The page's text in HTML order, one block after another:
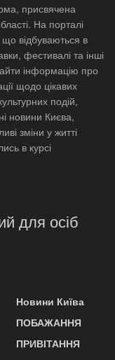
присвячена
На порталі
що відбуваються в
фестивалі та інші
інформацію про
щодо цікавих
подій,
новини Києва,
зміни у житті
в курсі
для осіб
Новини Київа
ПОБАЖАННЯ
ПРИВІТАННЯ